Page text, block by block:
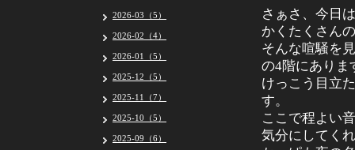
さぁさ、今日
かくたくさん
そんな喧騒を
の4階にありま
けっこう目立
す。
ここで程よい
気分にしてく
2026-03（5）
2026-02（4）
2026-01（5）
2025-12（5）
2025-11（7）
2025-10（5）
2025-09（6）